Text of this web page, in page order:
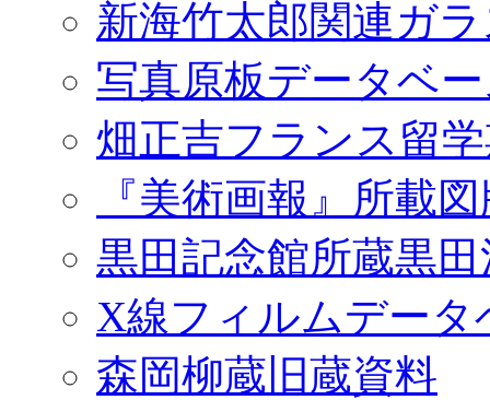
新海竹太郎関連ガ
写真原板データベ
畑正吉フランス留
『美術画報』所載
黒田記念館所蔵黒
X線フィルムデータ
森岡柳蔵旧蔵資料